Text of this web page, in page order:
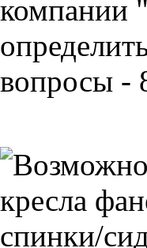
компании
вопросы -